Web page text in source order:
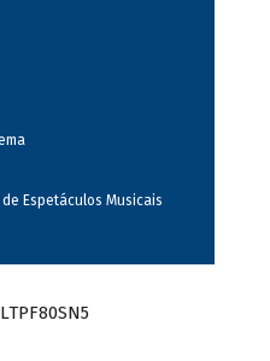
Espetáculos Musicais